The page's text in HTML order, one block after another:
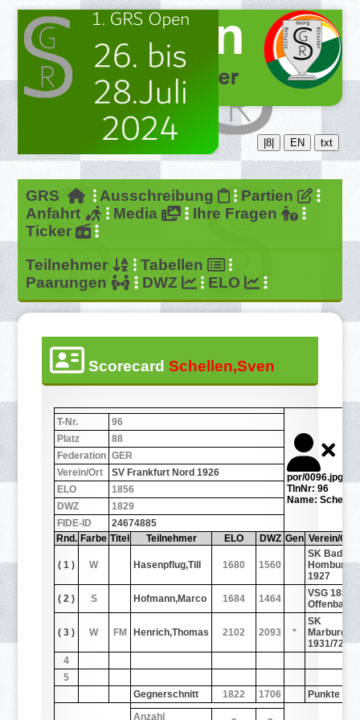
|8| EN txt
GRS Ausschreibung
Partien
Anfahrt
Media
Ihre Fragen
Ticker
Teilnehmer
Tabellen
Paarungen
DWZ ELO
Scorecard Schellen,Sven
por/0096.jpg
TlnNr: 96
Name:
T-Nr.
96
Platz
88
Federation GER
Verein/Ort
SV Frankfurt Nord 1926
ELO
1856
DWZ
1829
FIDE-ID
24674885
Rnd. Farbe Titel Teilnehmer ELO DWZ Gen Verein/Ort
( 1 ) W Hasenpflug,Till 1680 1560
SK Bad
Homburg
1927
( 2 )
S Hofmann,Marco 1684 1464
VSG 1880
Offenbach
( 3 ) W FM Henrich,Thomas 2102 2093 *
SK
Marburg
1931/72
4
5
Gegnerschnitt
1822 1706
Punkte
Anzahl